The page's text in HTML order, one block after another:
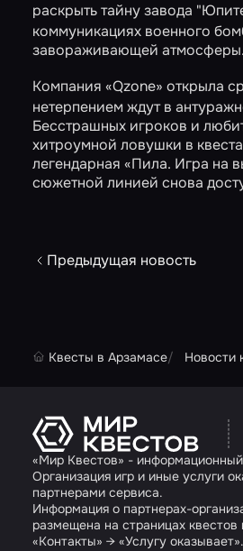
раскрыть тайну завода
коммуникациях военного
завораживающей
Компания «Qzone» открыла
нетерпением ждут в
Бесстрашных игроков и
хитроумной ловушки в
легендарная «Пила. Игра на
сюжетной линией снова
Предыдущая новость
Квесты в Арзамасе Новости
«Мир Квестов» -
Организация игр и иные услуги
партнерами сервиса.
Информация о партнерах-
размещена на страницах квестов
«Контакты» → «Услугу оказывает».